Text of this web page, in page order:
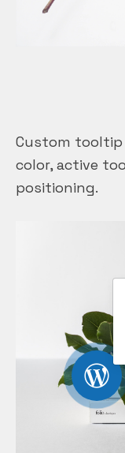
Custom
color, active
positioning.